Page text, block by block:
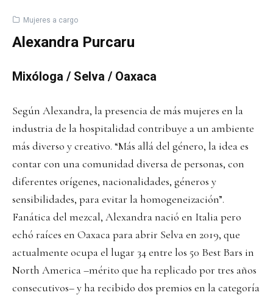
Mujeres a cargo
Alexandra Purcaru
Mixóloga / Selva / Oaxaca
Según Alexandra, la presencia de más mujeres en la
industria de la hospitalidad contribuye a un ambiente
más diverso y creativo. “Más allá del género, la idea es
contar con una comunidad diversa de personas, con
diferentes orígenes, nacionalidades, géneros y
sensibilidades, para evitar la homogeneización”.
Fanática del mezcal, Alexandra nació en Italia pero
echó raíces en Oaxaca para abrir Selva en 2019, que
actualmente ocupa el lugar 34 entre los 50 Best Bars in
North America –mérito que ha replicado por tres años
consecutivos– y ha recibido dos premios en la categoría